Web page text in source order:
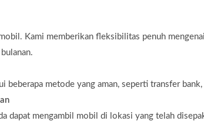
Kami memberikan fleksibilitas penuh
beberapa metode yang aman, seperti transfer
dapat mengambil mobil di lokasi yang telah